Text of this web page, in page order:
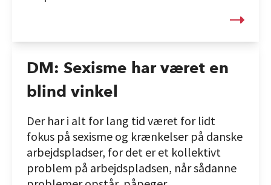
DM: Sexisme har været en
blind vinkel
Der har i alt for lang tid været for lidt
fokus på sexisme og krænkelser på danske
arbejdspladser, for det er et kollektivt
problem på arbejdspladsen, når sådanne